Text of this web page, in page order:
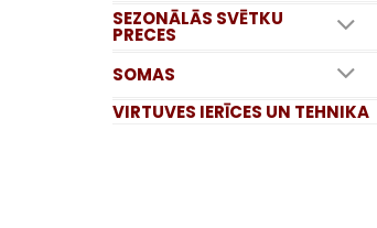
SEZONĀLĀS SVĒTKU
PRECES
SOMAS
VIRTUVES IERĪCES UN TEHNIKA